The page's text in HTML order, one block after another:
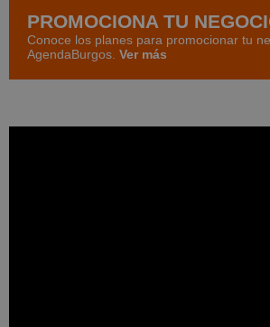
PROMOCIONA TU
Conoce los planes para promocionar tu
AgendaBurgos. Ver más